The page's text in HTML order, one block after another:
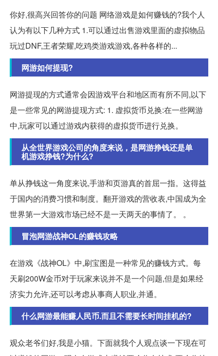
你好,很高兴回答你的问题 网络游戏是如何赚钱的?我个人
认为有以下几种方式 1.可以通过出售游戏里面的虚拟物品
玩过DNF,王者荣耀,吃鸡类游戏游戏,各种各样的...
网游如何提现?
网游提现的方式通常会因游戏平台和地区而有所不同,以下
是一些常见的网游提现方式: 1. 虚拟货币兑换:在一些网游
中,玩家可以通过游戏内获得的虚拟货币进行兑换。
从全世界游戏公司的角度来说，是网游挣钱还是单
机游戏挣钱?为什么?
单从挣钱这一角度来说,手游和页游真的首屈一指。这得益
于国内的消费习惯和制度。翻开游戏的营收表,中国成为全
世界第一大游戏市场已经不是一天两天的事情了。 。
冒泡网游战神OL的赚钱攻略
在游戏《战神OL》中,刷宝图是一种常见的赚钱方式。每
天刷200W金币对于玩家来说并不是一个问题,但是如果经
济实力允许,还可以考虑从事商人职业,并通。
什么网游最能赚人民币.而且不需要长时间挂机的?
观众老爷们好,我是小猫。下面就我个人观点谈一下现在可